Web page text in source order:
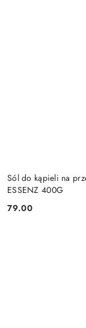
Sól do kąpieli na
ESSENZ 400G
Cena:
79.00